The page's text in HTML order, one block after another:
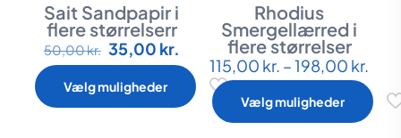
Sait Sandpapir i
flere størrelserr
Dette
vare
har
flere
50,00kr. Den
oprindelige
pris
var:
35,00 kr.
aktuelle
pris
er:
35,00 kr..
Vælg muligheder
Rhodius
Smergellærred i
flere størrelser
Dette
vare
har
115,00 kr. –198,00 kr.
til
Vælg muligheder